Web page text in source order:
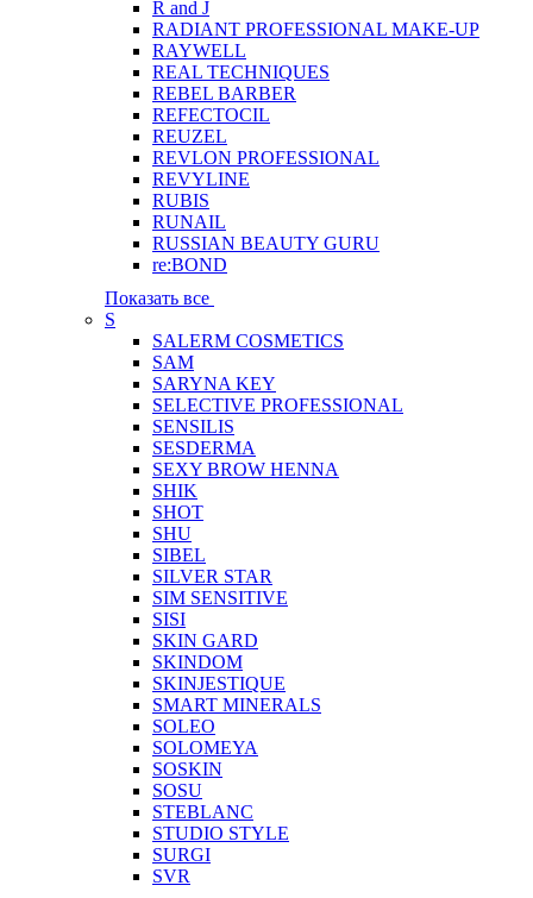
R and J
RADIANT PROFESSIONAL MAKE-UP
RAYWELL
REAL TECHNIQUES
REBEL BARBER
REFECTOCIL
REUZEL
REVLON PROFESSIONAL
REVYLINE
RUBIS
RUNAIL
RUSSIAN BEAUTY GURU
re:BOND
Показать все
S
SALERM COSMETICS
SAM
SARYNA KEY
SELECTIVE PROFESSIONAL
SENSILIS
SESDERMA
SEXY BROW HENNA
SHIK
SHOT
SHU
SIBEL
SILVER STAR
SIM SENSITIVE
SISI
SKIN GARD
SKINDOM
SKINJESTIQUE
SMART MINERALS
SOLEO
SOLOMEYA
SOSKIN
SOSU
STEBLANC
STUDIO STYLE
SURGI
SVR